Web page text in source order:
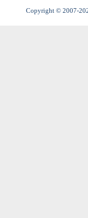
Copyright © 2007-